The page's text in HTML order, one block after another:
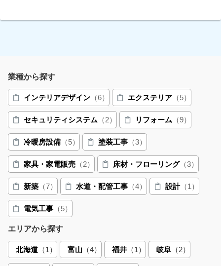
業種から探す
インテリアデザイン （6） エクステリア （5）
セキュリティシステム （2） リフォーム （9）
冷暖房設備（5） 塗装工事 （3）
家具・家電販売 （2） 床材・フローリング（3）
新築 （7） 水道・配管工事 （4） 設計（1）
電気工事 （5）
エリアから探す
北海道 （1） 富山 （4） 福井 （1） 岐阜 （2）